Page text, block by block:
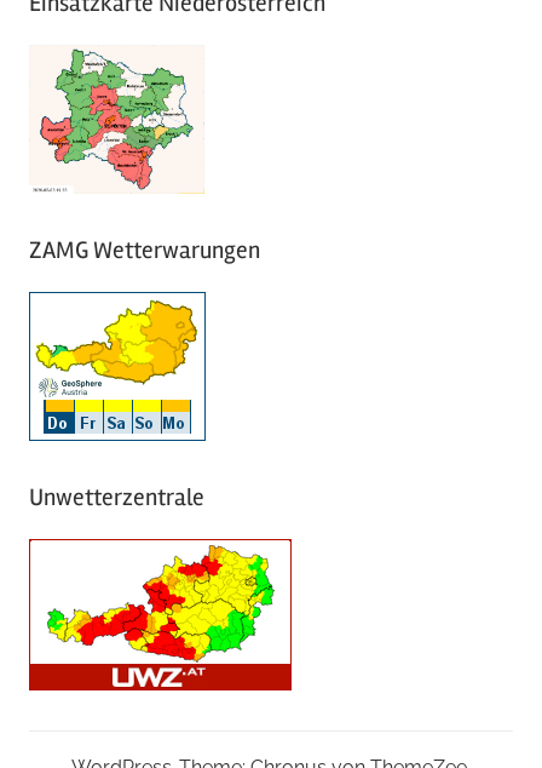
ZAMG Wetterwarungen
Unwetterzentrale